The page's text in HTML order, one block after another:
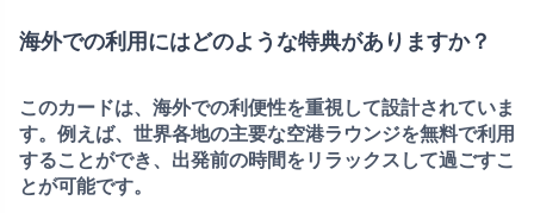
海外での利用にはどのような特典がありますか？
このカードは、 海外での利便性を重視して設計されていま
す。例えば、世界各地の主要な空港ラウンジを無料で利用
することができ、出発前の時間をリラックスして過ごすこ
とが可能です。